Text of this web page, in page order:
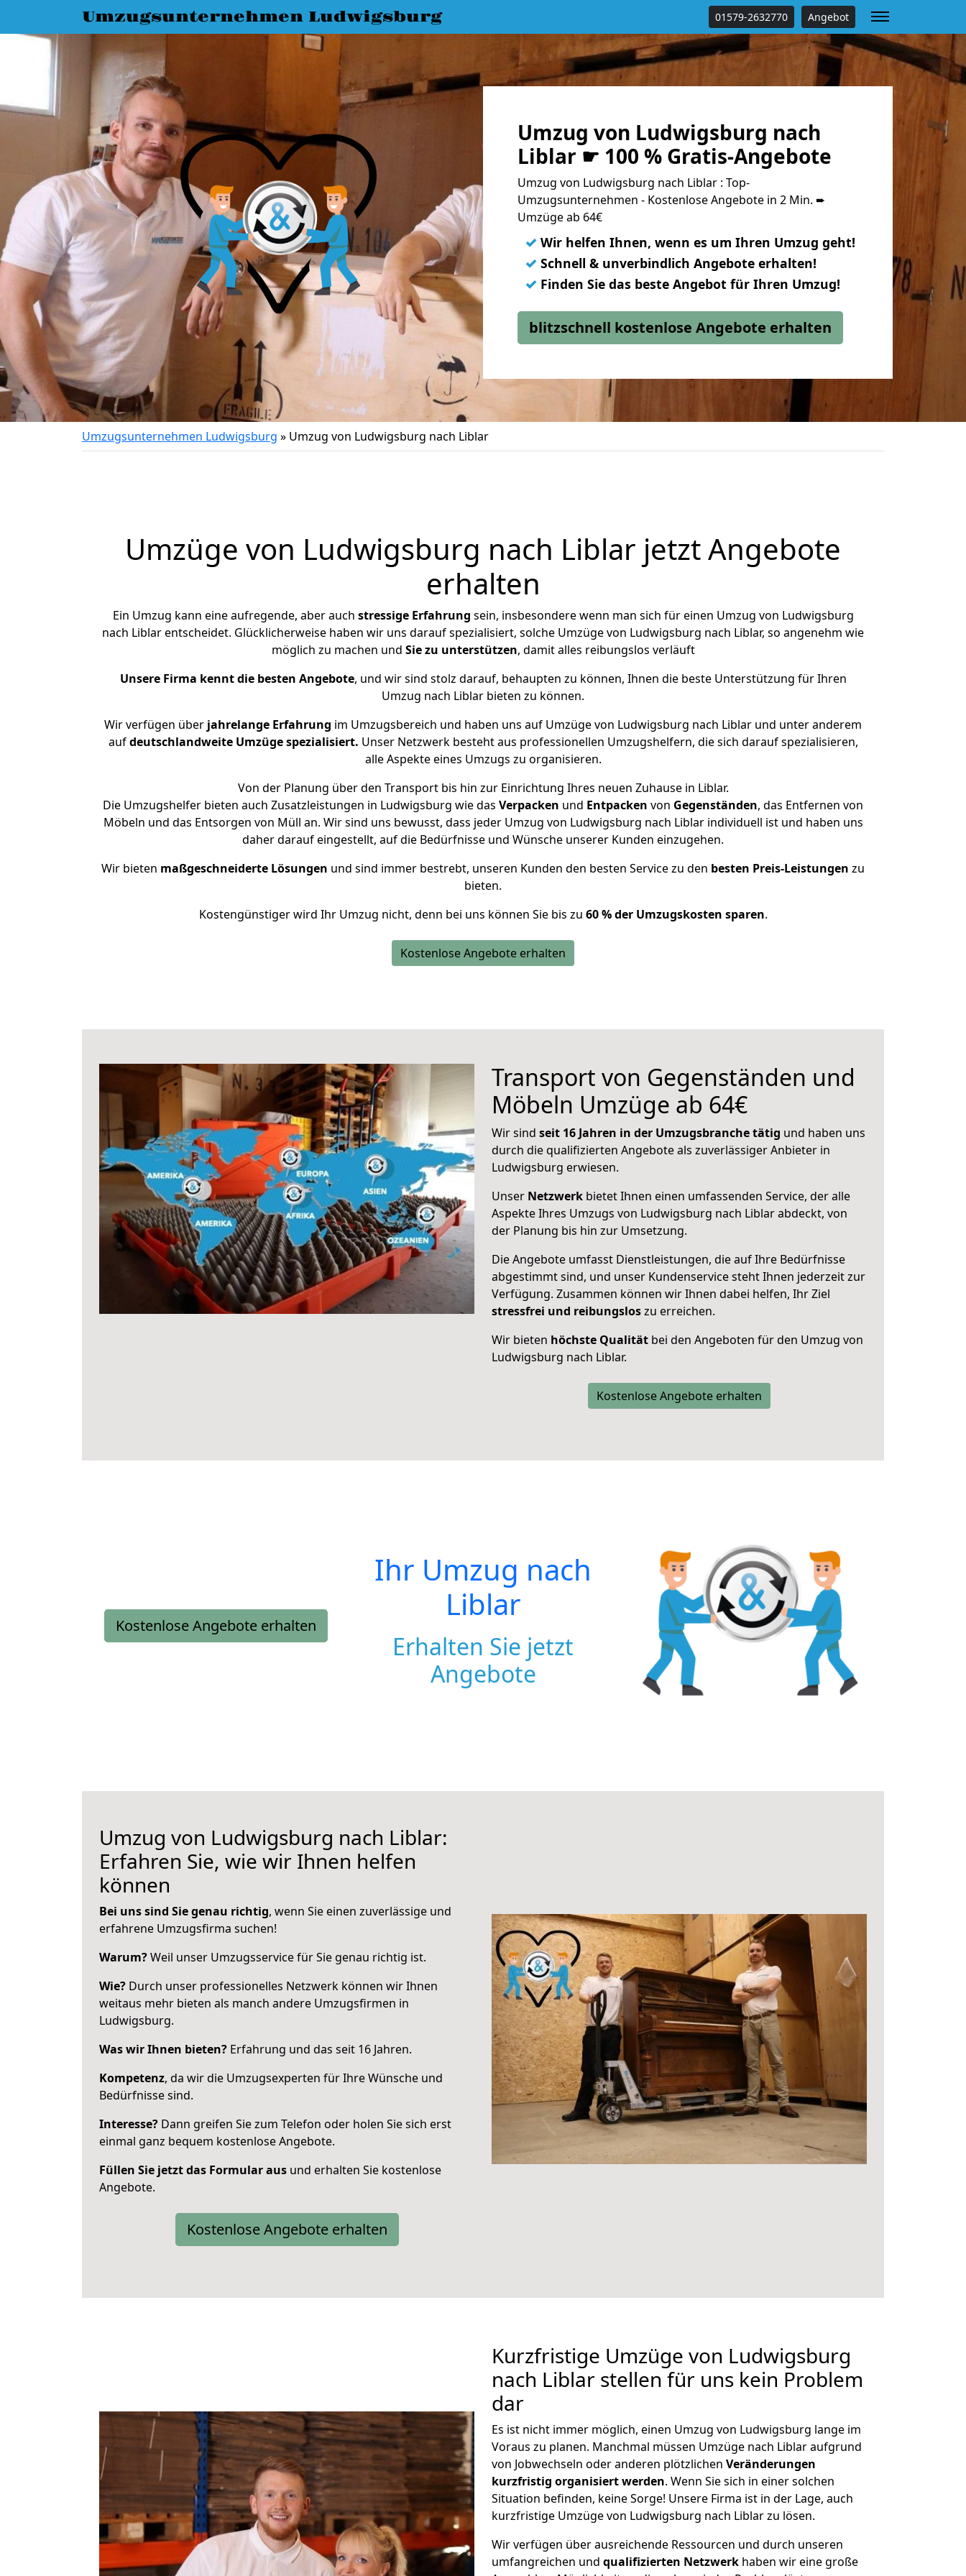
Umzugsunternehmen Ludwigsburg 01579-2632770 Angebot
Umzug von Ludwigsburg nach
Liblar ☛ 100 % Gratis-Angebote
Umzug von Ludwigsburg nach Liblar : Top-
Umzugsunternehmen - Kostenlose Angebote in 2 Min. ➨
Umzüge ab 64€
✓ Wir helfen Ihnen, wenn es um Ihren Umzug geht!
✓ Schnell & unverbindlich Angebote erhalten!
✓ Finden Sie das beste Angebot für Ihren Umzug!
blitzschnell kostenlose Angebote erhalten
Umzugsunternehmen Ludwigsburg » Umzug von Ludwigsburg nach Liblar
Umzüge von Ludwigsburg nach Liblar jetzt Angebote
erhalten
Ein Umzug kann eine aufregende, aber auch stressige Erfahrung sein, insbesondere wenn man sich für einen Umzug von Ludwigsburg
nach Liblar entscheidet. Glücklicherweise haben wir uns darauf spezialisiert, solche Umzüge von Ludwigsburg nach Liblar, so angenehm wie
möglich zu machen und Sie zu unterstützen, damit alles reibungslos verläuft
Unsere Firma kennt die besten Angebote, und wir sind stolz darauf, behaupten zu können, Ihnen die beste Unterstützung für Ihren
Umzug nach Liblar bieten zu können.
Wir verfügen über jahrelange Erfahrung im Umzugsbereich und haben uns auf Umzüge von Ludwigsburg nach Liblar und unter anderem
aufdeutschlandweite Umzüge spezialisiert. Unser Netzwerk besteht aus professionellen Umzugshelfern, die sich darauf spezialisieren,
alle Aspekte eines Umzugs zu organisieren.
Von der Planung über den Transport bis hin zur Einrichtung Ihres neuen Zuhause in Liblar.
Die Umzugshelfer bieten auch Zusatzleistungen in Ludwigsburg wie das Verpacken und Entpacken von Gegenständen, das Entfernen von
Möbeln und das Entsorgen von Müll an. Wir sind uns bewusst, dass jeder Umzug von Ludwigsburg nach Liblar individuell ist und haben uns
daher darauf eingestellt, auf die Bedürfnisse und Wünsche unserer Kunden einzugehen.
Wir bieten maßgeschneiderte Lösungen und sind immer bestrebt, unseren Kunden den besten Service zu den besten Preis-Leistungen zu
bieten.
Kostengünstiger wird Ihr Umzug nicht, denn bei uns können Sie bis zu 60 % der Umzugskosten sparen.
Kostenlose Angebote erhalten
Transport von Gegenständen und
Möbeln Umzüge ab 64€
Wir sind seit 16 Jahren in der Umzugsbranche tätig und haben uns
durch die qualifizierten Angebote als zuverlässiger Anbieter in
Ludwigsburg erwiesen.
Unser Netzwerk bietet Ihnen einen umfassenden Service, der alle
Aspekte Ihres Umzugs von Ludwigsburg nach Liblar abdeckt, von
der Planung bis hin zur Umsetzung.
Die Angebote umfasst Dienstleistungen, die auf Ihre Bedürfnisse
abgestimmt sind, und unser Kundenservice steht Ihnen jederzeit zur
Verfügung. Zusammen können wir Ihnen dabei helfen, Ihr Ziel
stressfrei und reibungsloszu erreichen.
Wir bieten höchste Qualität bei den Angeboten für den Umzug von
Ludwigsburg nach Liblar.
Kostenlose Angebote erhalten
Kostenlose Angebote erhalten
Ihr Umzug nach
Liblar
Erhalten Sie jetzt
Angebote
Umzug von Ludwigsburg nach Liblar:
Erfahren Sie, wie wir Ihnen helfen
können
Bei uns sind Sie genau richtig, wenn Sie einen zuverlässige und
erfahrene Umzugsfirma suchen!
Warum?Weil unser Umzugsservice für Sie genau richtig ist.
Wie? Durch unser professionelles Netzwerk können wir Ihnen
weitaus mehr bieten als manch andere Umzugsfirmen in
Ludwigsburg.
Was wir Ihnen bieten? Erfahrung und das seit 16 Jahren.
Kompetenz, da wir die Umzugsexperten für Ihre Wünsche und
Bedürfnisse sind.
Interesse? Dann greifen Sie zum Telefon oder holen Sie sich erst
einmal ganz bequem kostenlose Angebote.
Füllen Sie jetzt das Formular aus und erhalten Sie kostenlose
Angebote.
Kostenlose Angebote erhalten
Kurzfristige Umzüge von Ludwigsburg
nach Liblar stellen für uns kein Problem
dar
Es ist nicht immer möglich, einen Umzug von Ludwigsburg lange im
Voraus zu planen. Manchmal müssen Umzüge nach Liblar aufgrund
von Jobwechseln oder anderen plötzlichen Veränderungen
kurzfristig organisiert werden. Wenn Sie sich in einer solchen
Situation befinden, keine Sorge! Unsere Firma ist in der Lage, auch
kurzfristige Umzüge von Ludwigsburg nach Liblar zu lösen.
Wir verfügen über ausreichende Ressourcen und durch unseren
umfangreichen und qualifizierten Netzwerk haben wir eine große